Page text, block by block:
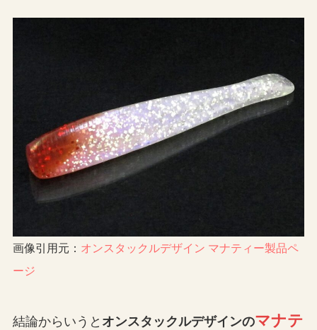
画像引用元： オンスタックルデザイン マナティー製品ペ
ージ
結論からいうと オンスタックルデザインのマナテ